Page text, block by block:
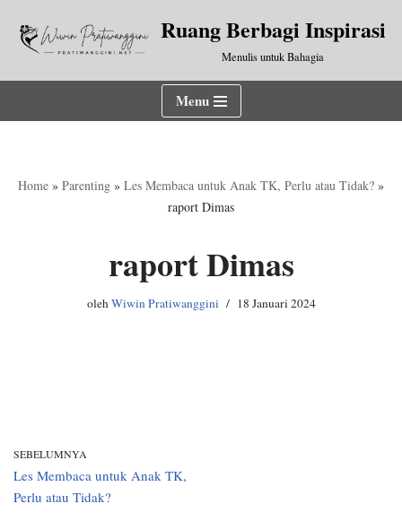
Lompat
Ruang Berbagi Inspirasi
Menulis untuk Bahagia
Menu
Home » Parenting » Les Membaca untuk Anak TK, Perlu atau Tidak? »
raport Dimas
raport Dimas
olehWiwin Pratiwanggini 18 Januari 2024
SEBELUMNYA
Les Membaca untuk Anak TK,
Perlu atau Tidak?